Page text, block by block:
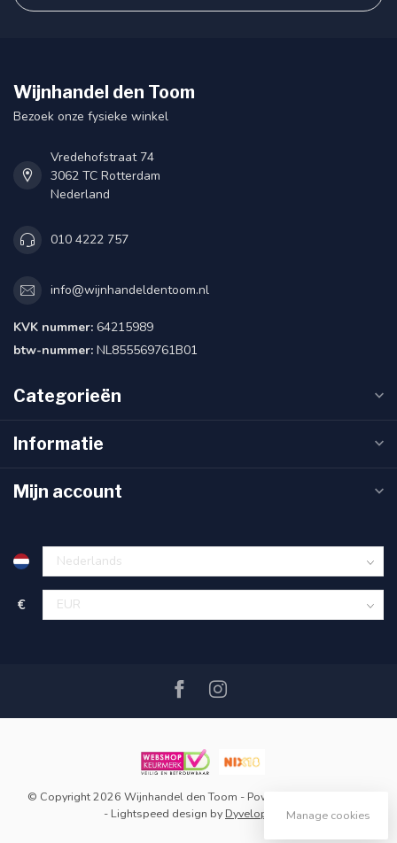
Wijnhandel den Toom
Bezoek onze fysieke winkel
Vredehofstraat 74
3062 TC Rotterdam
Nederland
010 4222 757
info@wijnhandeldentoom.nl
KVK nummer: 64215989
btw-nummer: NL855569761B01
Categorieën
Informatie
Mijn account
€
© Copyright 2026 Wijnhandel den Toom - Powered by
- Lightspeed design by DyvelopmentManage cookies